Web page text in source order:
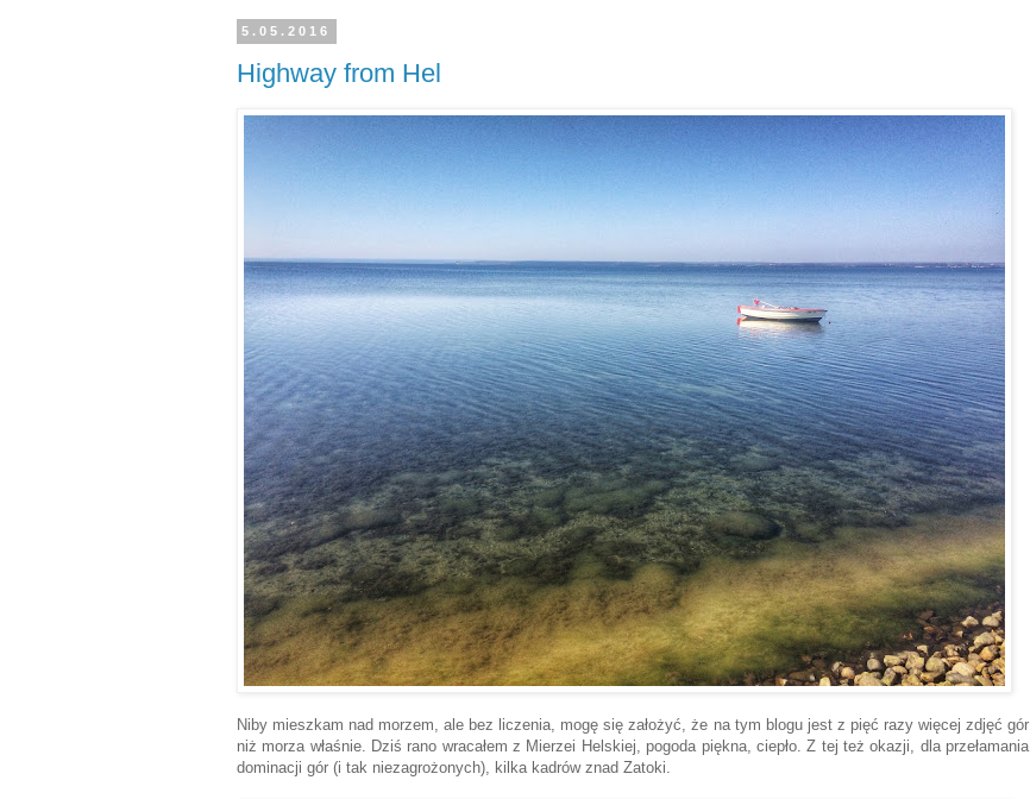
5.05.2016
Highway from Hel
Niby mieszkam nad morzem, ale bez liczenia, mogę się założyć, że na tym blogu jest z pięć razy więcej zdjęć gór
niż morza właśnie. Dziś rano wracałem z Mierzei Helskiej, pogoda piękna, ciepło. Z tej też okazji, dla przełamania
dominacji gór (i tak niezagrożonych), kilka kadrów znad Zatoki.